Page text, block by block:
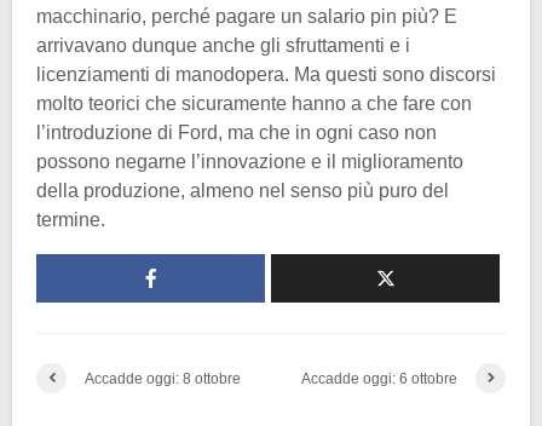
macchinario, perché pagare un salario pin più? E
arrivavano dunque anche gli sfruttamenti e i
licenziamenti di manodopera. Ma questi sono discorsi
molto teorici che sicuramente hanno a che fare con
l’introduzione di Ford, ma che in ogni caso non
possono negarne l’innovazione e il miglioramento
della produzione, almeno nel senso più puro del
termine.
Accadde oggi: 8 ottobre Accadde oggi: 6 ottobre